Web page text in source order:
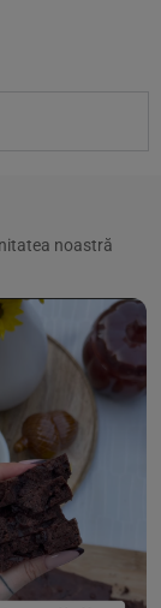
noastră